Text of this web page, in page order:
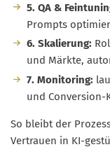
5. QA &
Prompts
6. Skalierung:
und Märkte,
7. Monitoring:
und Conversion-
So bleibt der
Vertrauen in KI-